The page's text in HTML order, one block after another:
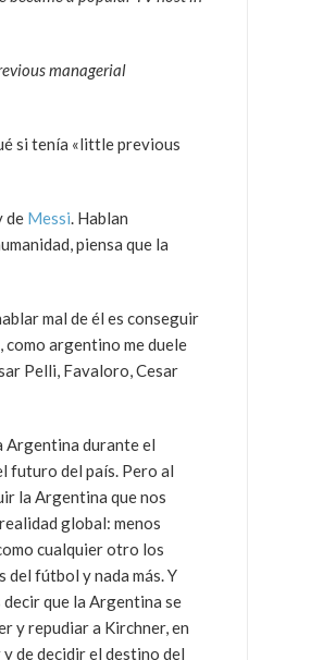
managerial
si tenía «little previous
de Messi. Hablan
piensa que la
mal de él es conseguir
como argentino me duele
Pelli, Favaloro, Cesar
Argentina durante el
futuro del país. Pero al
la Argentina que nos
global: menos
cualquier otro los
del fútbol y nada más. Y
que la Argentina se
y repudiar a Kirchner, en
de decidir el destino del